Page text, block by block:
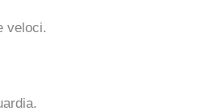
veloci.